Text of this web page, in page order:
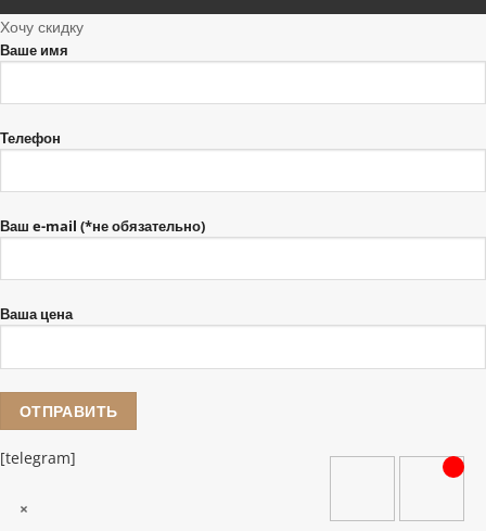
Хочу скидку
Ваше имя
Телефон
Ваш e-mail (*не обязательно)
Ваша цена
[telegram]
×